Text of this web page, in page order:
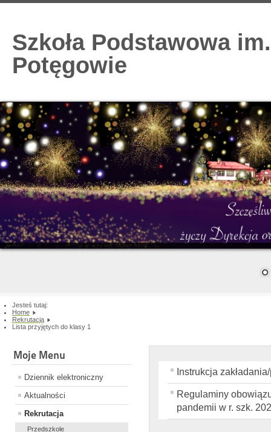
Szkoła Podstawowa
Potęgowie
Jesteś tutaj:
Home
Rekrutacja
Lista przyjętych do klasy 1
Moje Menu
Dziennik elektroniczny
Aktualności
Rekrutacja
Przedszkole
Instrukcja
Regulaminy
pandemii w r. szk.